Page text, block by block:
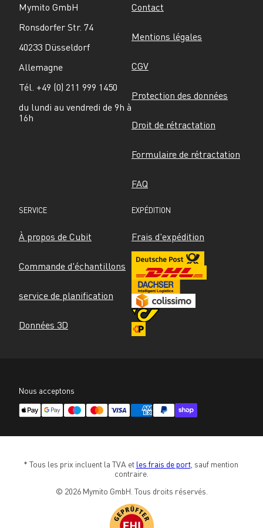
Mymito GmbH
Ronsdorfer Str. 74
40233 Düsseldorf
Allemagne
Tél. +49 (0) 211 999 1450
du lundi au vendredi de 9h à
16h
Contact
Mentions légales
CGV
Protection des données
Droit de rétractation
Formulaire de rétractation
FAQ
SERVICE
À propos de Cubit
Commande d'échantillons
service de planification
Données 3D
EXPÉDITION
Frais d'expédition
Nous acceptons
* Tous les prix incluent la TVA et les frais de port, sauf mention
contraire.
© 2026 Mymito GmbH. Tous droits réservés.